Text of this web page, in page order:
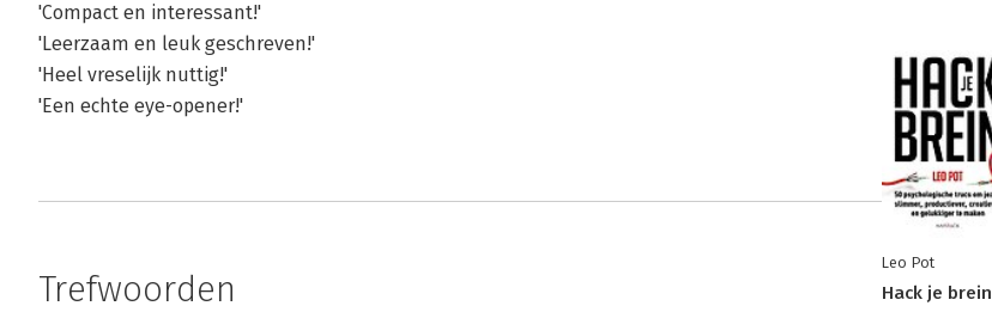
'Compact en interessant!'
'Leerzaam en leuk geschreven!'
'Heel vreselijk nuttig!'
'Een echte eye-opener!'
Trefwoorden
Leo Pot
Hack je brein